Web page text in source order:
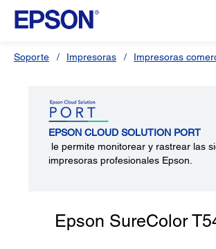
Soporte Impresoras Impresoras
EPSON CLOUD SOLUTION PORT
le permite monitorear y rastrear las
impresoras profesionales Epson.
Epson SureColor